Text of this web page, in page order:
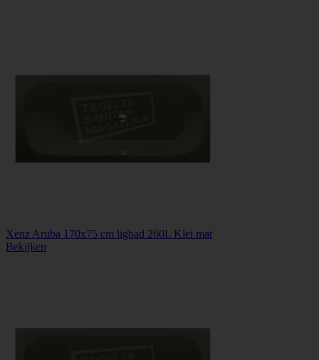
Xenz Aruba 170x75 cm ligbad 260L Klei mat
Bekijken